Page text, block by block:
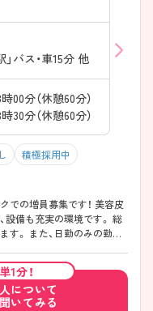
バス・車15分 他
00分（休憩60分）
30分（休憩60分）
積極採用中
での増員募集です！ 美容皮
設備も充実の環境です。 総
。 また、日勤のみの勤務
充実させたい方におすすめ
1分！
について
いてみる